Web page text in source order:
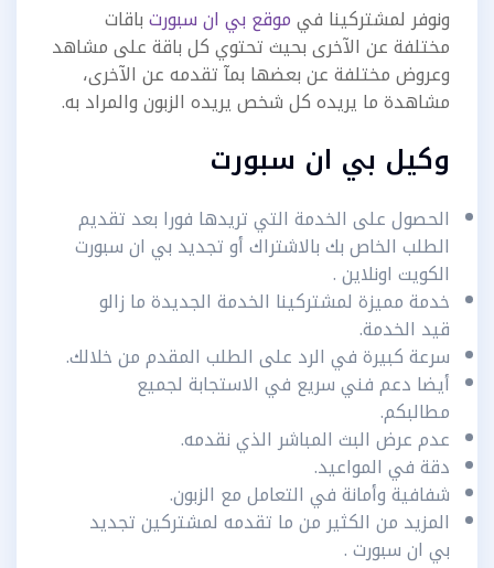
ونوفر لمشتركينا فيموقع بي ان سبورتباقات
مختلفة عن الآخرى بحيث تحتوي كل باقة على مشاهد
وعروض مختلفة عن بعضها بمآ تقدمه عن الآخرى،
مشاهدة ما يريده كل شخص يريده الزبون والمراد به.
وكيل بي ان سبورت
الحصول على الخدمة التي تريدها فورا بعد تقديم
الطلب الخاص بك بالاشتراك أو تجديد بي ان سبورت
الكويت اونلاين.
خدمة مميزة لمشتركينا الخدمة الجديدة ما زالو
قيد الخدمة.
سرعة كبيرة في الرد على الطلب المقدم من خلالك.
أيضا دعم فني سريع في الاستجابة لجميع
مطالبكم.
عدم عرض البث المباشر الذي نقدمه.
دقة في المواعيد.
شفافية وأمانة في التعامل مع الزبون.
المزيد من الكثير من ما تقدمه لمشتركين تجديد
بي ان سبورت .